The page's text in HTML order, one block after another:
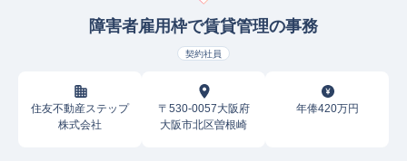
障害者雇用枠で賃貸管理の事務
契約社員
住友不動産ステップ
株式会社
〒530-0057大阪府
大阪市北区曽根崎
年俸420万円